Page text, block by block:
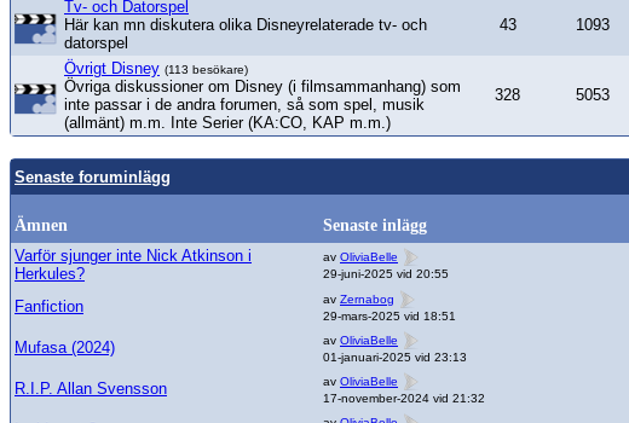
Tv- och Datorspel
Här kan mn diskutera olika Disneyrelaterade tv- och
datorspel
43 1093
Övrigt Disney (113 besökare)
Övriga diskussioner om Disney (i filmsammanhang) som
inte passar i de andra forumen, så som spel, musik
(allmänt) m.m. Inte Serier (KA:CO, KAP m.m.)
328 5053
Senaste foruminlägg
Ämnen Senaste inlägg
Varför sjunger inte Nick Atkinson i
Herkules?
av OliviaBelle
29-juni-2025 vid 20:55
Fanfiction av Zernabog
29-mars-2025 vid 18:51
Mufasa (2024) av OliviaBelle
01-januari-2025 vid 23:13
R.I.P. Allan Svensson av OliviaBelle
17-november-2024 vid 21:32